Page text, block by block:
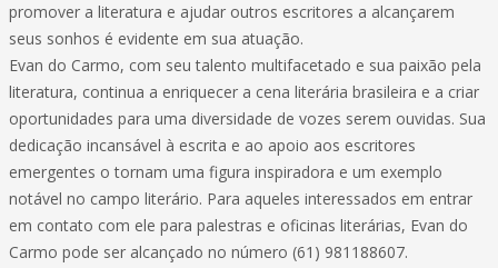
promover a literatura e ajudar outros escritores a alcançarem
seus sonhos é evidente em sua atuação.
Evan do Carmo, com seu talento multifacetado e sua paixão pela
literatura, continua a enriquecer a cena literária brasileira e a criar
oportunidades para uma diversidade de vozes serem ouvidas. Sua
dedicação incansável à escrita e ao apoio aos escritores
emergentes o tornam uma figura inspiradora e um exemplo
notável no campo literário. Para aqueles interessados em entrar
em contato com ele para palestras e oficinas literárias, Evan do
Carmo pode ser alcançado no número (61) 981188607.